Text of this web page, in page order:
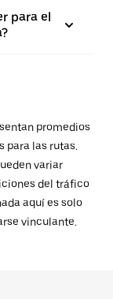
para el
promedios
para las rutas.
variar
del tráfico
aquí es solo
vinculante.